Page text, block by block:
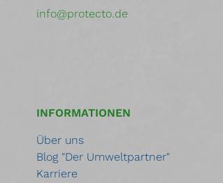
info@protecto.de
INFORMATIONEN
Über uns
Blog "Der Umweltpartner"
Karriere